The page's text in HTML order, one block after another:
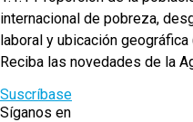
internacional de pobreza,
laboral y ubicación geográfica
Reciba las novedades de la
Suscríbase
Síganos en